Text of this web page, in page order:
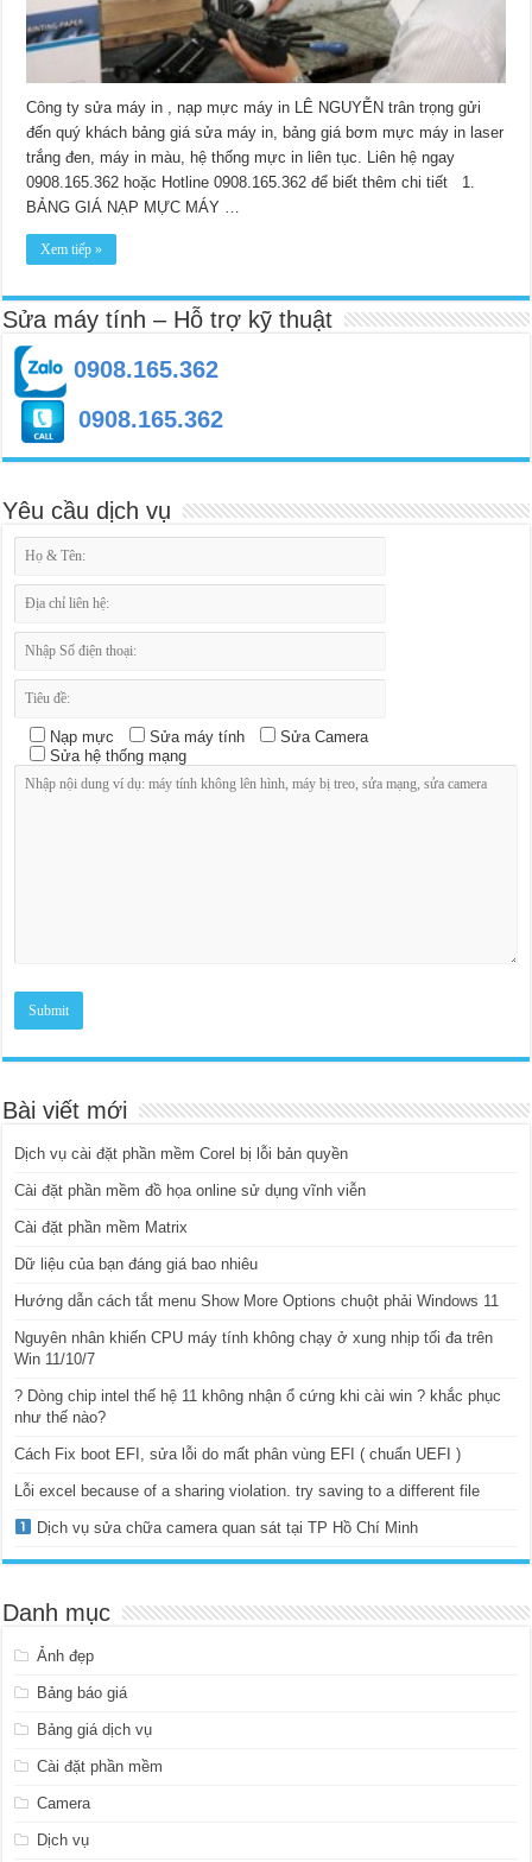
Công ty sửa máy in , nạp mực máy in LÊ NGUYỄN trân trọng gửi
đến quý khách bảng giá sửa máy in, bảng giá bơm mực máy in laser
trắng đen, máy in màu, hệ thống mực in liên tục. Liên hệ ngay
0908.165.362 hoặc Hotline 0908.165.362 để biết thêm chi tiết 1.
BẢNG GIÁ NẠP MỰC MÁY …
Xem tiếp »
Sửa máy tính – Hỗ trợ kỹ thuật
0908.165.362
0908.165.362
Yêu cầu dịch vụ
Nạp mực Sửa máy tính
Sửa Camera
Sửa hệ thống mạng
Bài viết mới
Dịch vụ cài đặt phần mềm Corel bị lỗi bản quyền
Cài đặt phần mềm đồ họa online sử dụng vĩnh viễn
Cài đặt phần mềm Matrix
Dữ liệu của bạn đáng giá bao nhiêu
Hướng dẫn cách tắt menu Show More Options chuột phải Windows 11
Nguyên nhân khiến CPU máy tính không chạy ở xung nhịp tối đa trên
Win 11/10/7
? Dòng chip intel thế hệ 11 không nhận ổ cứng khi cài win ? khắc phục
như thế nào?
Cách Fix boot EFI, sửa lỗi do mất phân vùng EFI ( chuẩn UEFI )
Lỗi excel because of a sharing violation. try saving to a different file
Dịch vụ sửa chữa camera quan sát tại TP Hồ Chí Minh
Danh mục
Ảnh đẹp
Bảng báo giá
Bảng giá dịch vụ
Cài đặt phần mềm
Camera
Dịch vụ